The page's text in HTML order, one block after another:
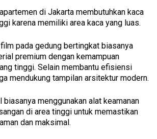
di Jakarta membutuhkan kaca
karena memiliki area kaca yang luas.
pada gedung bertingkat biasanya
premium dengan kemampuan
tinggi. Selain membantu efisiensi
mendukung tampilan arsitektur modern.
menggunakan alat keamanan
di area tinggi untuk memastikan
dan maksimal.